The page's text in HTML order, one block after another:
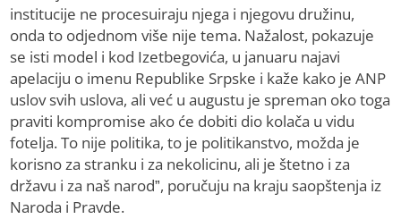
institucije ne procesuiraju njega i njegovu družinu,
onda to odjednom više nije tema. Nažalost, pokazuje
se isti model i kod Izetbegovića, u januaru najavi
apelaciju o imenu Republike Srpske i kaže kako je ANP
uslov svih uslova, ali već u augustu je spreman oko toga
praviti kompromise ako će dobiti dio kolača u vidu
fotelja. To nije politika, to je politikanstvo, možda je
korisno za stranku i za nekolicinu, ali je štetno i za
državu i za naš narod”, poručuju na kraju saopštenja iz
Naroda i Pravde.